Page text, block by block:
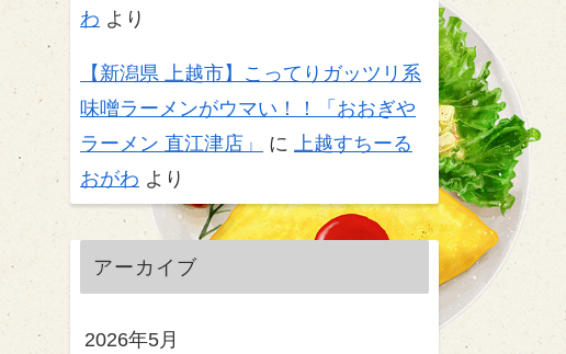
わ より
【新潟県 上越市】こってりガッツリ系
味噌ラーメンがウマい！！「おおぎや
ラーメン 直江津店」
に 上越すちーる
おがわ より
アーカイブ
2026年5月